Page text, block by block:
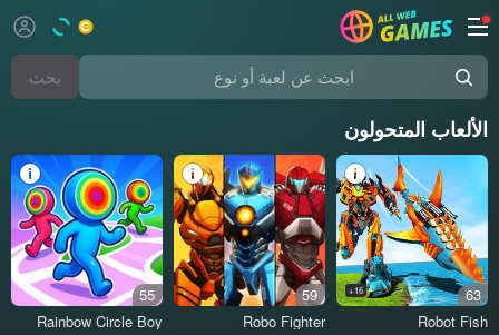
ابحث عن لعبة أو نوع بحث
الألعاب المتحولون
63
16+
Robot Fish
59
Robo Fighter
55
Rainbow Circle Boy